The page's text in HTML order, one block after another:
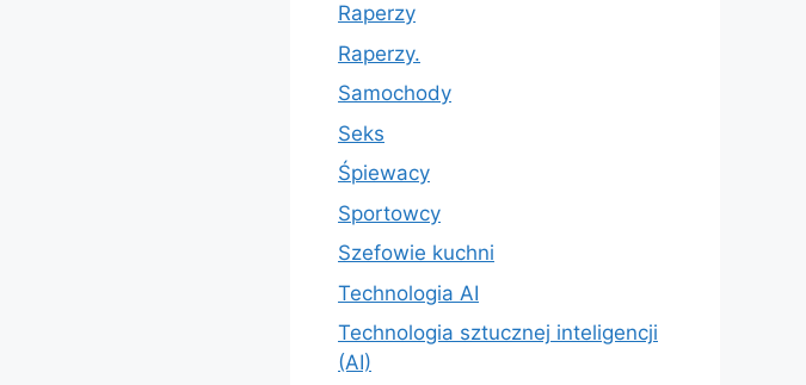
Raperzy
Raperzy.
Samochody
Seks
Śpiewacy
Sportowcy
Szefowie kuchni
Technologia AI
Technologia sztucznej inteligencji
(AI)